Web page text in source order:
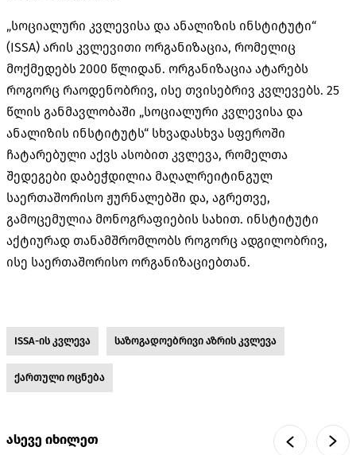
„სოციალური კვლევისა და ანალიზის ინსტიტუტი“
(ISSA) არის კვლევითი ორგანიზაცია, რომელიც
მოქმედებს 2000 წლიდან. ორგანიზაცია ატარებს
როგორც რაოდენობრივ, ისე თვისებრივ კვლევებს. 25
წლის განმავლობაში „სოციალური კვლევისა და
ანალიზის ინსტიტუტს“ სხვადასხვა სფეროში
ჩატარებული აქვს ასობით კვლევა, რომელთა
შედეგები დაბეჭდილია მაღალრეიტინგულ
საერთაშორისო ჟურნალებში და, აგრეთვე,
გამოცემულია მონოგრაფიების სახით. ინსტიტუტი
აქტიურად თანამშრომლობს როგორც ადგილობრივ,
ისე საერთაშორისო ორგანიზაციებთან.
ISSA-ის კვლევა საზოგადოებრივი აზრის კვლევა
ქართული ოცნება
ასევე იხილეთ